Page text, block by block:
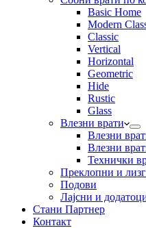
Basic Home
Modern
Classic
Vertical
Horizontal
Geometric
Hide
Rustic
Glass
Влезни врати
Влезни
Влезни
Технички
Преклопни и
Подови
Лајсни и
Стани Партнер
Контакт